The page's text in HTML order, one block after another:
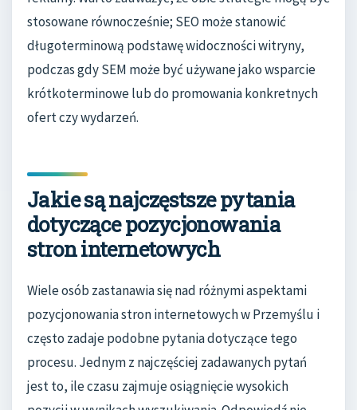
stosowane równocześnie; SEO może stanowić
długoterminową podstawę widoczności witryny,
podczas gdy SEM może być używane jako wsparcie
krótkoterminowe lub do promowania konkretnych
ofert czy wydarzeń.
Jakie są najczęstsze pytania
dotyczące pozycjonowania
stron internetowych
Wiele osób zastanawia się nad różnymi aspektami
pozycjonowania stron internetowych w Przemyślu i
często zadaje podobne pytania dotyczące tego
procesu. Jednym z najczęściej zadawanych pytań
jest to, ile czasu zajmuje osiągnięcie wysokich